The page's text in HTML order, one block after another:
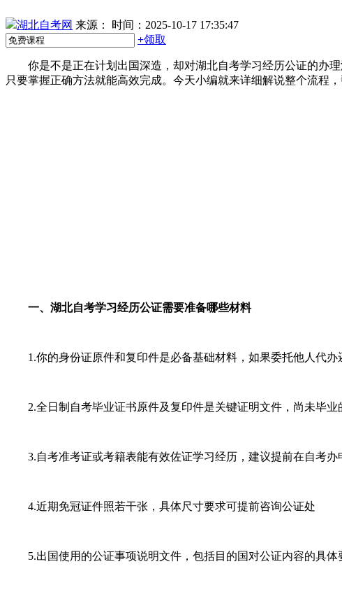
湖北自考网 来源：
时间：2025-10-17 17:35:47
+领取
你是不是正在计划出国深造，却对湖北自考学习经历公证的办理
只要掌握正确方法就能高效完成。今天小编就来详细解说整个流程
一、湖北自考学习经历公证需要准备哪些材料
1.你的身份证原件和复印件是必备基础材料，如果委托他人代办
2.全日制自考毕业证书原件及复印件是关键证明文件，尚未毕业
3.自考准考证或考籍表能有效佐证学习经历，建议提前在自考办
4.近期免冠证件照若干张，具体尺寸要求可提前咨询公证处
5.出国使用的公证事项说明文件，包括目的国对公证内容的具体